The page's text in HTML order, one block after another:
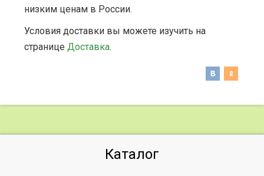
низким ценам в России.
Условия доставки вы можете изучить на
странице Доставка.
Каталог